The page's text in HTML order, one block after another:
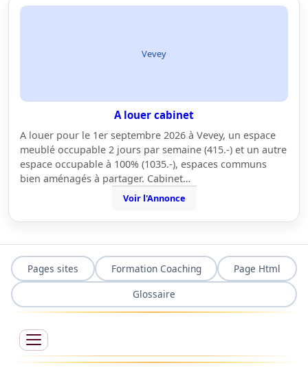
Vevey
A louer cabinet
A louer pour le 1er septembre 2026 à Vevey, un espace
meublé occupable 2 jours par semaine (415.-) et un autre
espace occupable à 100% (1035.-), espaces communs
bien aménagés à partager. Cabinet…
Voir l'Annonce
Pages sites Formation Coaching
Page Html
Glossaire